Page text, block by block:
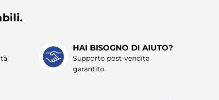
HAI BISOGNO DI AIUTO?
Supporto post-vendita
garantito.